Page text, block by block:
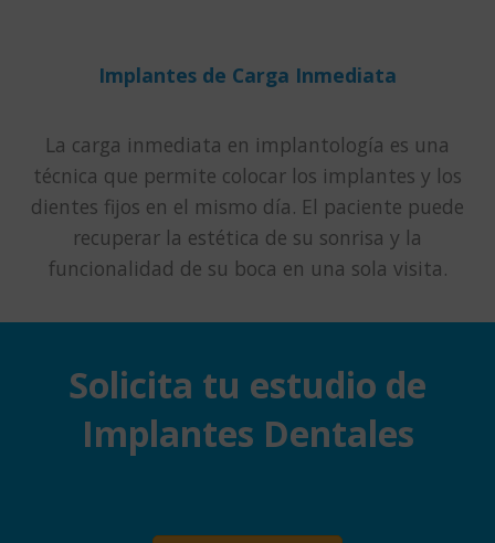
Implantes de Carga Inmediata
La carga inmediata en implantología es una
técnica que permite colocar los implantes y los
dientes fijos en el mismo día. El paciente puede
recuperar la estética de su sonrisa y la
funcionalidad de su boca en una sola visita.
Solicita tu estudio de
Implantes Dentales